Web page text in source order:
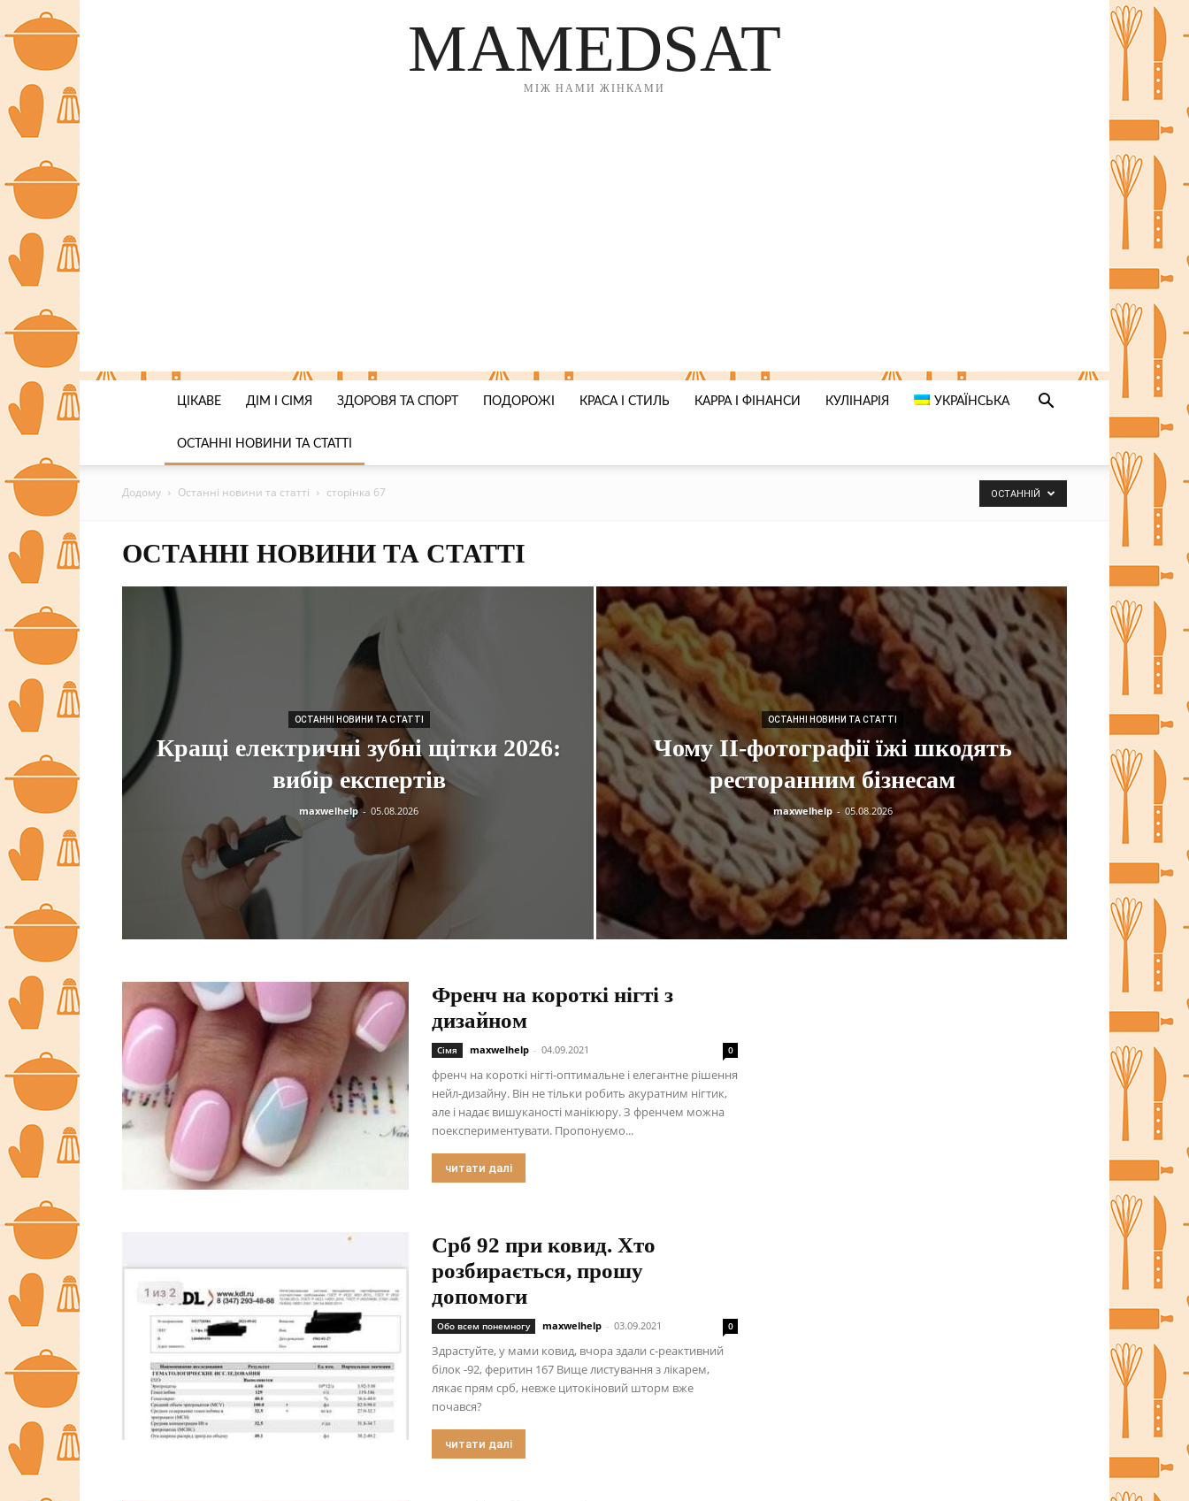
MAMEDSAT
МІЖ НАМИ ЖІНКАМИ
ЦІКАВЕ ДІМ І СІМЯ ЗДОРОВЯ ТА СПОРТ ПОДОРОЖІ КРАСА І СТИЛЬ КАРРА І ФІНАНСИ КУЛІНАРІЯ УКРАЇНСЬКА
ОСТАННІ НОВИНИ ТА СТАТТІ
Додому Останні новини та статті сторінка 67 ОСТАННІЙ
ОСТАННІ НОВИНИ ТА СТАТТІ
ОСТАННІ НОВИНИ ТА СТАТТІ
Кращі електричні зубні щітки 2026:
вибір експертів
maxwelhelp - 05.08.2026
ОСТАННІ НОВИНИ ТА СТАТТІ
Чому ІІ-фотографії їжі шкодять
ресторанним бізнесам
maxwelhelp - 05.08.2026
Френч на короткі нігті з
дизайном
Сімя maxwelhelp - 04.09.2021 0
френч на короткі нігті-оптимальне і елегантне рішення
нейл-дизайну. Він не тільки робить акуратним нігтик,
але і надає вишуканості манікюру. З френчем можна
поекспериментувати. Пропонуємо...
читати далі
Срб 92 при ковид. Хто
розбирається, прошу
допомоги
Обо всем понемногу maxwelhelp - 03.09.2021 0
Здрастуйте, у мами ковид, вчора здали с-реактивний
білок -92, феритин 167 Вище листування з лікарем,
лякає прям срб, невже цитокіновий шторм вже
почався?
читати далі